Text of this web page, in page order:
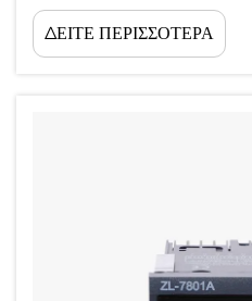
να πραγματοποιήσουν οι
επιχειρήσεις για τη
θερμοκρασίας και της
ΔΕΙΤΕ ΠΕΡΙΣΣΟΤΕΡΑ